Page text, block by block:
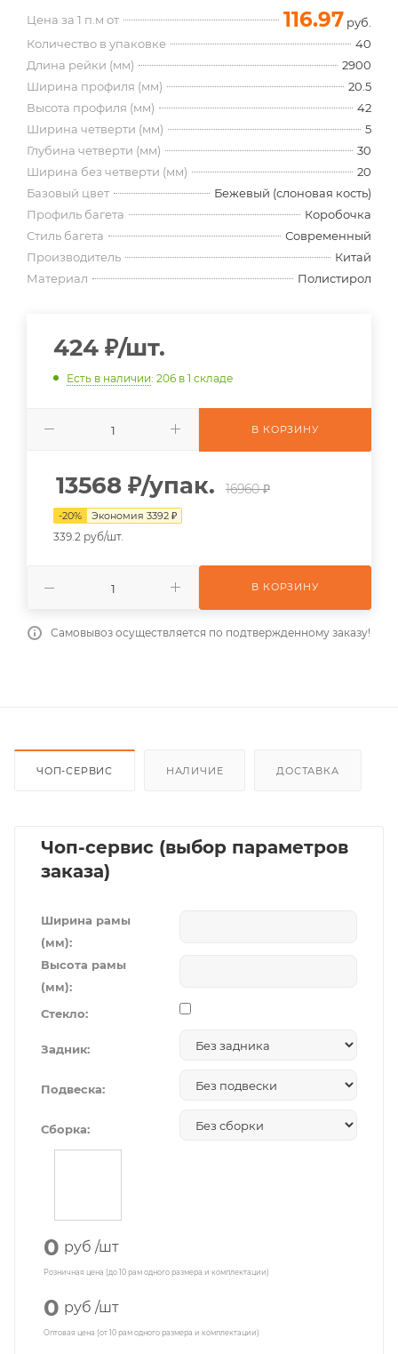
Цена за 1 п.м от 116.97 руб.
Количество в упаковке
40
Длина рейки (мм)
2900
Ширина профиля (мм)
20.5
Высота профиля (мм)
42
Ширина четверти (мм)
5
Глубина четверти (мм)
30
Ширина без четверти (мм)
20
Базовый цвет
Бежевый (слоновая кость)
Профиль багета
Коробочка
Стиль багета
Современный
Производитель
Китай
Материал
Полистирол
424 ₽/шт.
Есть в наличии: 206 в 1 складе
В КОРЗИНУ
13568 ₽/упак. 16960 ₽
-20% Экономия 3392 ₽
339.2 руб/шт.
В КОРЗИНУ
Самовывоз осуществляется по подтвержденному заказу!
ЧОП-СЕРВИС НАЛИЧИЕ ДОСТАВКА
Чоп-сервис (выбор параметров
заказа)
Ширина рамы
(мм):
Высота рамы
(мм):
Стекло:
Задник:
Подвеска:
Сборка:
0 руб /шт
Розничная цена (до 10 рам одного размера и комплектации)
0 руб /шт
Оптовая цена (от 10 рам одного размера и комплектации)